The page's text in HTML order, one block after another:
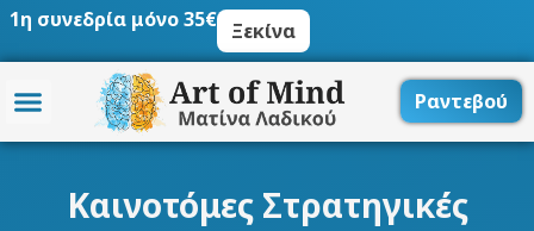
Μετάβαση
περιεχόμενο
1η συνεδρία μόνο 35€ Ξεκίνα
Ραντεβού
Καινοτόμες Στρατηγικές